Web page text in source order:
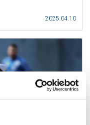
2025.04.10